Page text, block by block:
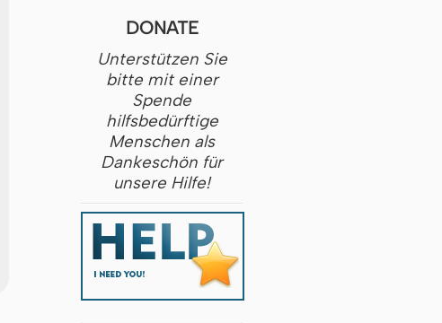
DONATE
Unterstützen Sie
bitte mit einer
Spende
hilfsbedürftige
Menschen als
Dankeschön für
unsere Hilfe!